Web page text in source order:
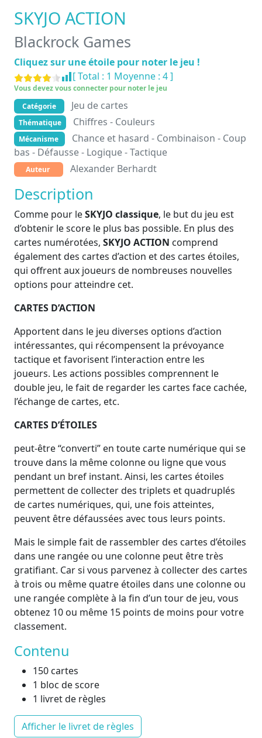
SKYJO ACTION
Blackrock Games
Cliquez sur une étoile pour noter le jeu !
[ Total : 1 Moyenne : 4]
Vous devez vous connecter pour noter le jeu
Catégorie
Jeu de cartes
Thématique Chiffres - Couleurs
Mécanisme
Chance et hasard - Combinaison - Coup
bas - Défausse - Logique - Tactique
Auteur Alexander Berhardt
Description
Comme pour leSKYJO classique, le but du jeu est
d’obtenir le score le plus bas possible. En plus des
cartes numérotées, SKYJO ACTION comprend
également des cartes d’action et des cartes étoiles,
qui offrent aux joueurs de nombreuses nouvelles
options pour atteindre cet.
CARTES D’ACTION
Apportent dans le jeu diverses options d’action
intéressantes, qui récompensent la prévoyance
tactique et favorisent l’interaction entre les
joueurs. Les actions possibles comprennent le
double jeu, le fait de regarder les cartes face cachée,
l’échange de cartes, etc.
CARTES D’ÉTOILES
peut-être “converti” en toute carte numérique qui se
trouve dans la même colonne ou ligne que vous
pendant un bref instant. Ainsi, les cartes étoiles
permettent de collecter des triplets et quadruplés
de cartes numériques, qui, une fois atteintes,
peuvent être défaussées avec tous leurs points.
Mais le simple fait de rassembler des cartes d’étoiles
dans une rangée ou une colonne peut être très
gratifiant. Car si vous parvenez à collecter des cartes
à trois ou même quatre étoiles dans une colonne ou
une rangée complète à la fin d’un tour de jeu, vous
obtenez 10 ou même 15 points de moins pour votre
classement.
Contenu
150 cartes
1 bloc de score
1 livret de règles
Afficher le livret de règles